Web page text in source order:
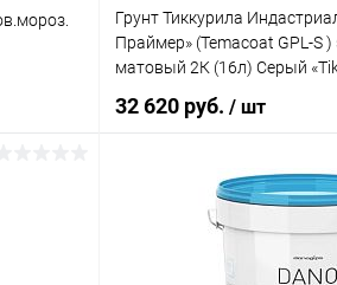
Грунт Тиккурила
Праймер» (Temacoat GPL-S
матовый 2К (16л) Серый
32 620 руб. / шт
В